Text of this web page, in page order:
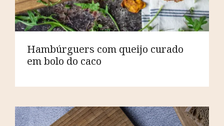
Hambúrguers com queijo curado
em bolo do caco